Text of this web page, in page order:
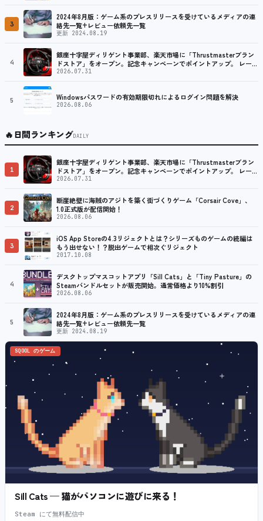
3
2024年8月版：ゲーム系のプレスリリースを受けているメディアの連
絡先一覧+レビュー依頼先一覧
更新 2024.08.19
4
銀座十字屋ディリゲント事業部、楽天市場に「Thrustmasterブラン
ドストア」をオープン。記念キャンペーンでポイントアップ。 レーシ
ング／フライトシム向けコントローラーを中心に、幅広くラインナッ
2026.07.31
5 Windowsパスワードの有効期限切れによるログイン問題を解決
2026.08.06
🔥日間ランキングDAILY
1
銀座十字屋ディリゲント事業部、楽天市場に「Thrustmasterブラン
ドストア」をオープン。記念キャンペーンでポイントアップ。 レーシ
ング／フライトシム向けコントローラーを中心に、幅広くラインナッ
2026.07.31
2
断崖絶壁に海賊のアジトを築く街づくりゲーム「Corsair Cove」、
1.0正式版が配信開始！
2026.08.06
3
iOS App Storeの4.3リジェクトとは？シリーズものゲームの続編は
もう出せない！？脱出ゲームで相次ぐリジェクト
2017.10.08
4
デスクトップマスコットアプリ「Sill Cats」と「Tiny Pasture」の
Steamバンドルセットが販売開始。通常価格より10%割引
2026.08.06
5
2024年8月版：ゲーム系のプレスリリースを受けているメディアの連
絡先一覧+レビュー依頼先一覧
更新 2024.08.19
SQOOL のゲーム
Sill Cats — 猫がパソコンに遊びに来る！
Steam にて無料配信中